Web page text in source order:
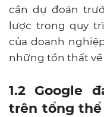
cần dự đoán
lược trong quy
của doanh
những tổn thất
1.2 Google
trên tổng